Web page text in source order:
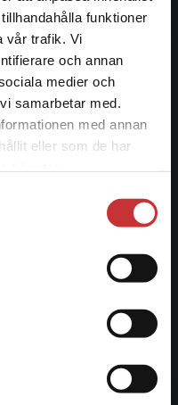
funktioner
vår trafik. Vi
och annan
medier och
samarbetar med.
med annan
eller som de har
utanför Sverige.
Sverige. För
och är idag Sveriges
kurslitteratur,
Studentlitteratur med